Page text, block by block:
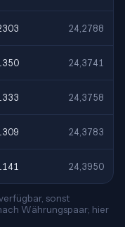
24,2788
24,3741
24,3758
24,3783
24,3950
sonst
Währungspaar; hier